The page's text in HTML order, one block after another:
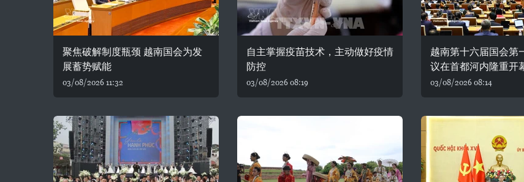
聚焦破解制度瓶颈 越南国会为发
展蓄势赋能
03/08/2026 11:32
自主掌握疫苗技术，主动做好疫情
防控
03/08/2026 08:19
越南第十六届国会第
议在首都河内隆重开
03/08/2026 08:14